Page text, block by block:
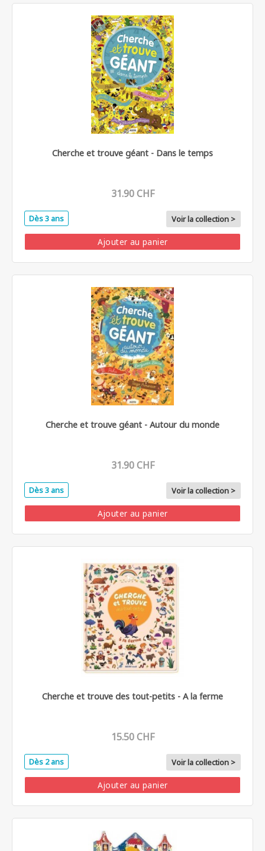
Cherche et trouve géant - Dans le temps
31.90 CHF
Dès 3 ans Voir la collection >
Ajouter au panier
Cherche et trouve géant - Autour du monde
31.90 CHF
Dès 3 ans Voir la collection >
Ajouter au panier
Cherche et trouve des tout-petits - A la ferme
15.50 CHF
Dès 2 ans Voir la collection >
Ajouter au panier